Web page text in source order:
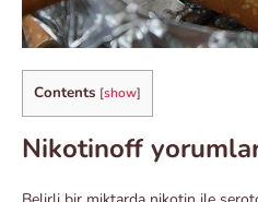
Contents [show]
Nikotinoff